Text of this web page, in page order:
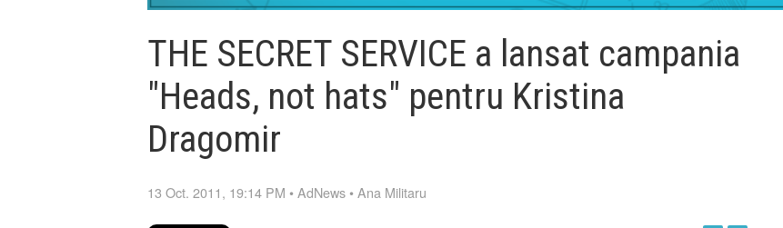
THE SECRET SERVICE a lansat campania
"Heads, not hats" pentru Kristina
Dragomir
13 Oct. 2011, 19:14 PM •AdNews •Ana Militaru